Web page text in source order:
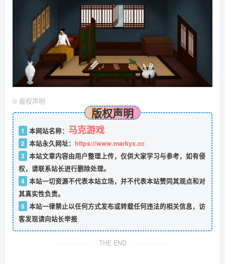
© 版权声明
版权声明
1 本网站名称： 马克游戏
2 本站永久网址： https://www.markyx.cc
3 本站文章内容由用户整理上传，仅供大家学习与参考，如有侵
权，请联系站长进行删除处理。
4 本站一切资源不代表本站立场，并不代表本站赞同其观点和对
其真实性负责。
5 本站一律禁止以任何方式发布或转载任何违法的相关信息，访
客发现请向站长举报
THE END